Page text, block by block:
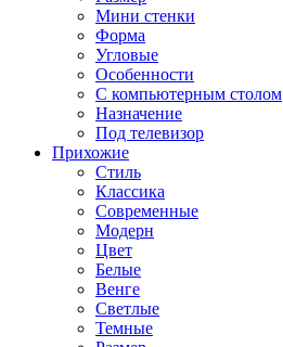
Мини стенки
Форма
Угловые
Особенности
С компьютерным столом
Назначение
Под телевизор
Прихожие
Стиль
Классика
Современные
Модерн
Цвет
Белые
Венге
Светлые
Темные